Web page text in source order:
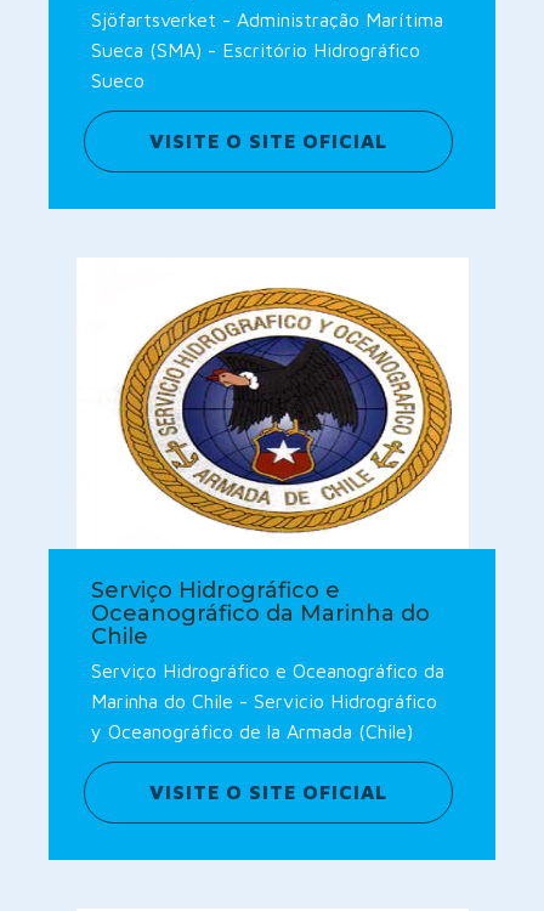
Sjöfartsverket - Administração Marítima
Sueca (SMA) - Escritório Hidrográfico
Sueco
VISITE O SITE OFICIAL
Serviço Hidrográfico e
Oceanográfico da Marinha do
Chile
Serviço Hidrográfico e Oceanográfico da
Marinha do Chile - Servicio Hidrográfico
y Oceanográfico de la Armada (Chile)
VISITE O SITE OFICIAL